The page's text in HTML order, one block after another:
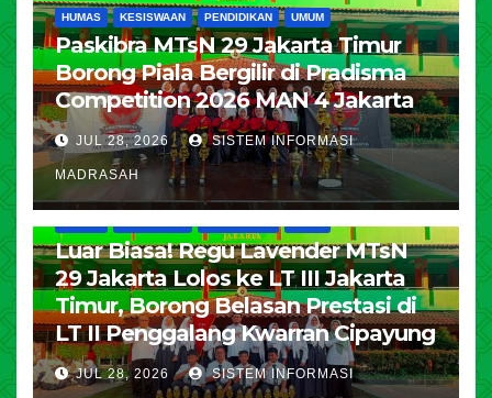
HUMAS KESISWAAN PENDIDIKAN UMUM
Paskibra MTsN 29 Jakarta Timur
Borong Piala Bergilir di Pradisma
Competition 2026 MAN 4 Jakarta
JUL 28, 2026 SISTEM INFORMASI
MADRASAH
Luar Biasa! Regu Lavender MTsN
29 Jakarta Lolos ke LT III Jakarta
Timur, Borong Belasan Prestasi di
LT II Penggalang Kwarran Cipayung
JUL 28, 2026 SISTEM INFORMASI